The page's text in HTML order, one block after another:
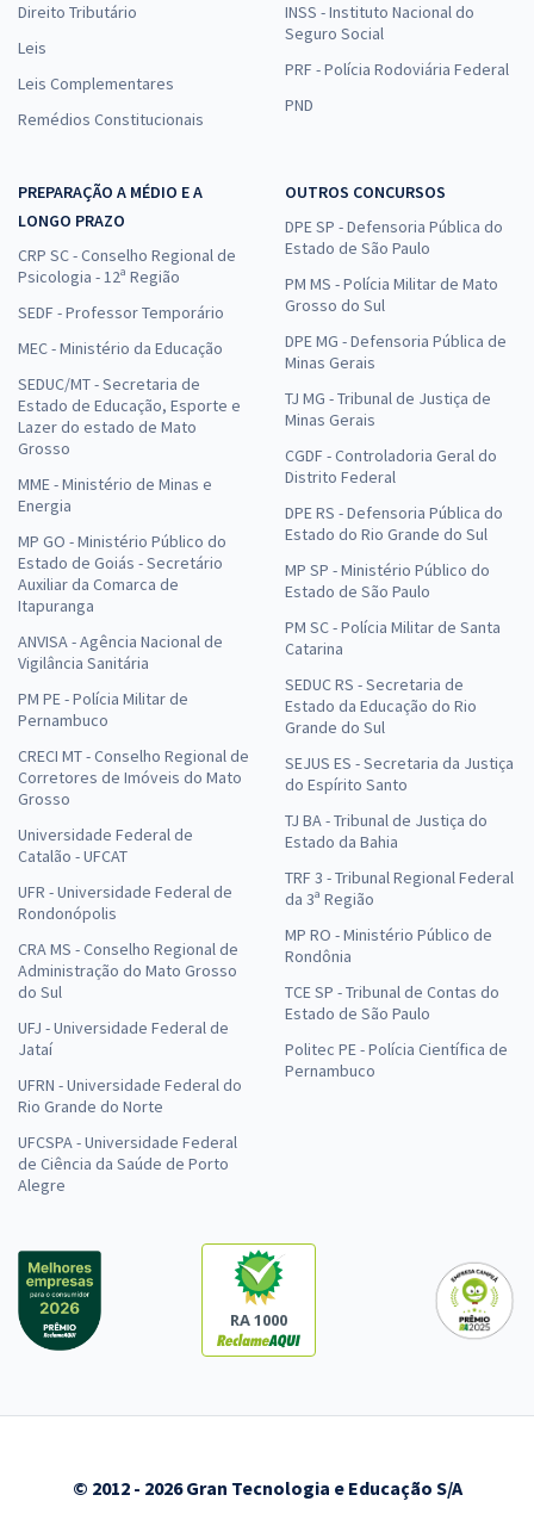
Direito Tributário
Leis
Leis Complementares
Remédios Constitucionais
INSS - Instituto Nacional do
Seguro Social
PRF - Polícia Rodoviária Federal
PND
PREPARAÇÃO A MÉDIO E A
LONGO PRAZO
CRP SC - Conselho Regional de
Psicologia - 12ª Região
SEDF - Professor Temporário
MEC - Ministério da Educação
SEDUC/MT - Secretaria de
Estado de Educação, Esporte e
Lazer do estado de Mato
Grosso
MME - Ministério de Minas e
Energia
MP GO - Ministério Público do
Estado de Goiás - Secretário
Auxiliar da Comarca de
Itapuranga
ANVISA - Agência Nacional de
Vigilância Sanitária
PM PE - Polícia Militar de
Pernambuco
CRECI MT - Conselho Regional de
Corretores de Imóveis do Mato
Grosso
Universidade Federal de
Catalão - UFCAT
UFR - Universidade Federal de
Rondonópolis
CRA MS - Conselho Regional de
Administração do Mato Grosso
do Sul
UFJ - Universidade Federal de
Jataí
UFRN - Universidade Federal do
Rio Grande do Norte
UFCSPA - Universidade Federal
de Ciência da Saúde de Porto
Alegre
OUTROS CONCURSOS
DPE SP - Defensoria Pública do
Estado de São Paulo
PM MS - Polícia Militar de Mato
Grosso do Sul
DPE MG - Defensoria Pública de
Minas Gerais
TJ MG - Tribunal de Justiça de
Minas Gerais
CGDF - Controladoria Geral do
Distrito Federal
DPE RS - Defensoria Pública do
Estado do Rio Grande do Sul
MP SP - Ministério Público do
Estado de São Paulo
PM SC - Polícia Militar de Santa
Catarina
SEDUC RS - Secretaria de
Estado da Educação do Rio
Grande do Sul
SEJUS ES - Secretaria da Justiça
do Espírito Santo
TJ BA - Tribunal de Justiça do
Estado da Bahia
TRF 3 - Tribunal Regional Federal
da 3ª Região
MP RO - Ministério Público de
Rondônia
TCE SP - Tribunal de Contas do
Estado de São Paulo
Politec PE - Polícia Científica de
Pernambuco
RA 1000
© 2012 - 2026 Gran Tecnologia e Educação S/A